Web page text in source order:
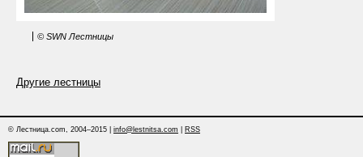
© SWN Лестницы
Другие лестницы
© Лестница.com, 2004–2015 | info@lestnitsa.com RSS